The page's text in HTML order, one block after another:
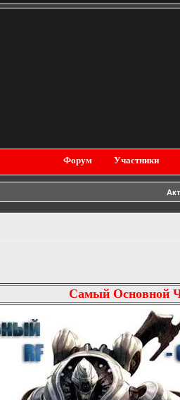
Форум Участники
Самый Основной